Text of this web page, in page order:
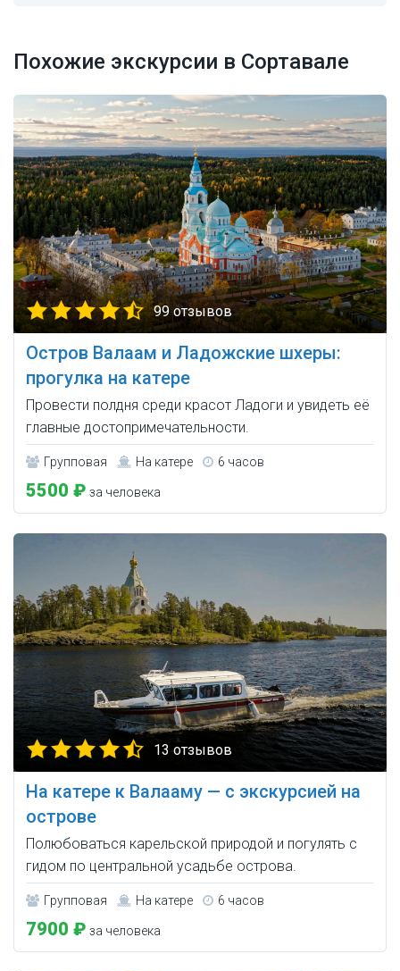
Похожие экскурсии в Сортавале
99 отзывов
Остров Валаам и Ладожские шхеры:
прогулка на катере
Провести полдня среди красот Ладоги и увидеть её
главные достопримечательности.
Групповая На катере 6 часов
5500 ₽ за человека
13 отзывов
На катере к Валааму — с экскурсией на
острове
Полюбоваться карельской природой и погулять с
гидом по центральной усадьбе острова.
Групповая На катере 6 часов
7900 ₽ за человека